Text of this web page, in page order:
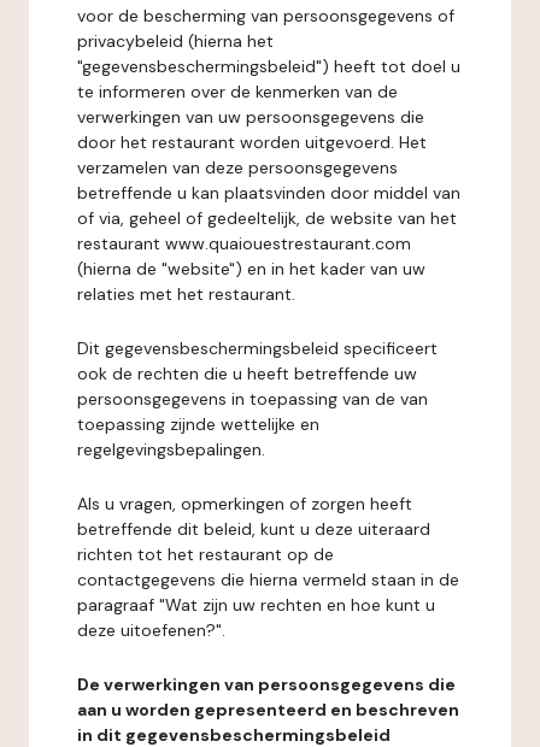
voor de bescherming van persoonsgegevens of
privacybeleid (hierna het
"gegevensbeschermingsbeleid") heeft tot doel u
te informeren over de kenmerken van de
verwerkingen van uw persoonsgegevens die
door het restaurant worden uitgevoerd. Het
verzamelen van deze persoonsgegevens
betreffende u kan plaatsvinden door middel van
of via, geheel of gedeeltelijk, de website van het
restaurant www.quaiouestrestaurant.com
(hierna de "website") en in het kader van uw
relaties met het restaurant.
Dit gegevensbeschermingsbeleid specificeert
ook de rechten die u heeft betreffende uw
persoonsgegevens in toepassing van de van
toepassing zijnde wettelijke en
regelgevingsbepalingen.
Als u vragen, opmerkingen of zorgen heeft
betreffende dit beleid, kunt u deze uiteraard
richten tot het restaurant op de
contactgegevens die hierna vermeld staan in de
paragraaf "Wat zijn uw rechten en hoe kunt u
deze uitoefenen?".
De verwerkingen van persoonsgegevens die
aan u worden gepresenteerd en beschreven
in dit gegevensbeschermingsbeleid